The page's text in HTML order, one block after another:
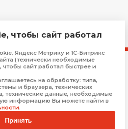
76
чтобы сайт работал
Яндекс Метрику и 1С-Битрикс
(технически необходимые
чтобы сайт работал быстрее и
на обработку: типа,
и браузера, технических
технические данные, необходимые
информацию Вы можете найти в
.
Принять